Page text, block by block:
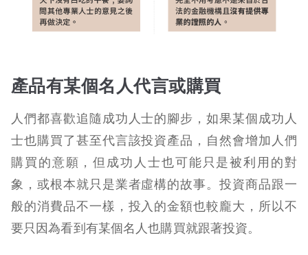
產品有某個名人代言或購買
人們都喜歡追隨成功人士的腳步，如果某個成功人
士也購買了甚至代言該投資產品，自然會增加人們
購買的意願，但成功人士也可能只是被利用的對
象，或根本就只是業者虛構的故事。投資商品跟一
般的消費品不一樣，投入的金額也較龐大，所以不
要只因為看到有某個名人也購買就跟著投資。